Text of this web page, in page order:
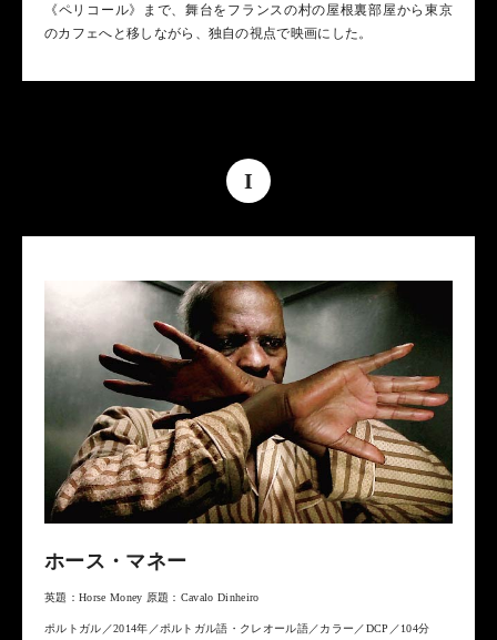
《ペリコール》まで、舞台をフランスの村の屋根裏部屋から東京
のカフェへと移しながら、独自の視点で映画にした。
I
ホース・マネー
英題：Horse Money 原題：Cavalo Dinheiro
ポルトガル／2014年／ポルトガル語・クレオール語／カラー／DCP／104分